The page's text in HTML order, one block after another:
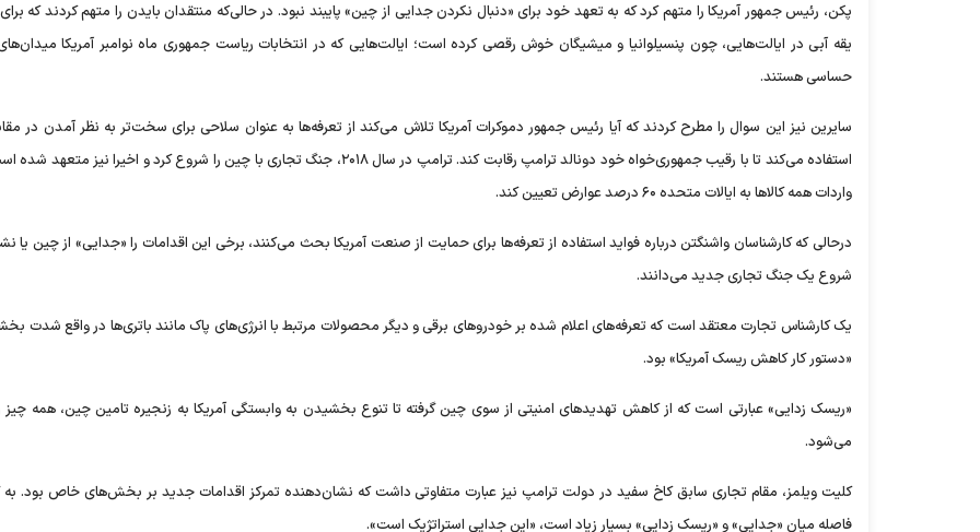
پکن، رئیس جمهور آمریکا را متهم کرد که به تعهد خود برای «دنبال نکردن جدایی از چین» پایبند نبود. در حالی‌که منتقدان بایدن را متهم کردند که برای
یقه آبی در ایالت‌هایی، چون پنسیلوانیا و میشیگان خوش رقصی کرده است؛ ایالت‌هایی که در انتخابات ریاست جمهوری ماه نوامبر آمریکا
حساسی هستند.
سایرین نیز این سوال را مطرح کردند که آیا رئیس جمهور دموکرات آمریکا تلاش می‌کند از تعرفه‌ها به عنوان سلاحی برای سخت‌تر به نظر آمدن در
استفاده می‌کند تا با رقیب جمهوری‌خواه خود دونالد ترامپ رقابت کند. ترامپ در سال ۲۰۱۸، جنگ تجاری با چین را شروع کرد و اخیرا نیز
واردات همه کالا‌ها به ایالات متحده ۶۰ درصد عوارض تعیین کند.
درحالی که کارشناسان واشنگتن درباره فواید استفاده از تعرفه‌ها برای حمایت از صنعت آمریکا بحث می‌کنند، برخی این اقدامات را «جدایی» از چین یا
شروع یک جنگ تجاری جدید می‌دانند.
یک کارشناس تجارت معتقد است که تعرفه‌های اعلام شده بر خودرو‌های برقی و دیگر محصولات مرتبط با انرژی‌های پاک مانند باتری‌ها در واقع شدت
«دستور کار کاهش ریسک آمریکا» بود.
«ریسک زدایی» عبارتی است که از کاهش تهدید‌های امنیتی از سوی چین گرفته تا تنوع بخشیدن به وابستگی آمریکا به زنجیره تامین چین، همه چیز
می‌شود.
کلیت ویلمز، مقام تجاری سابق کاخ سفید در دولت ترامپ نیز عبارت متفاوتی داشت که نشان‌دهنده تمرکز اقدامات جدید بر بخش‌های خاص بود. به
فاصله میان «جدایی» و «ریسک زدایی» بسیار زیاد است، «این جدایی استراتژیک است».